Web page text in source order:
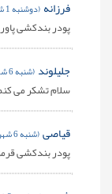
فرزانه (دوشنبه 1 شهریور 1400)
پودر بندکشی
جلیلوند (شنبه 6 شهریور 1400)
سلام تشکر می
قیاصی(شنبه 6 شهریور 1400)
پودر بندکشی